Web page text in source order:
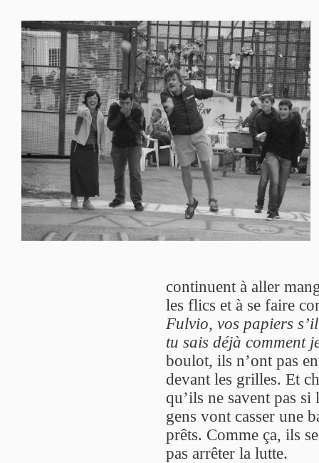
continuent à aller
les flics et à se faire
Fulvio, vos papiers
tu sais déjà comment
boulot, ils n’ont pas
devant les grilles. Et
qu’ils ne savent pas
gens vont casser une
prêts. Comme ça, ils
pas arrêter la lutte.